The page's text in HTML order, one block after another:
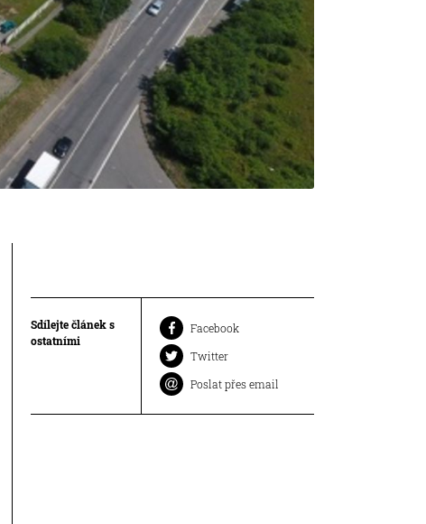
Sdílejte článek s
ostatními
Facebook
Twitter
Poslat přes email